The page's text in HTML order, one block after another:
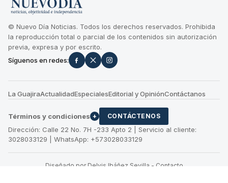
© Nuevo Día Noticias. Todos los derechos reservados. Prohibida
la reproducción total o parcial de los contenidos sin autorización
previa, expresa y por escrito.
Síguenos en redes:
La GuajiraActualidadEspecialesEditorial y OpiniónContáctanos
Términos y condiciones + CONTÁCTENOS
Dirección: Calle 22 No. 7H -233 Apto 2 | Servicio al cliente:
3028033129 | WhatsApp: +573028033129
Diseñado por Delvis Ibáñez Sevilla - Contacto